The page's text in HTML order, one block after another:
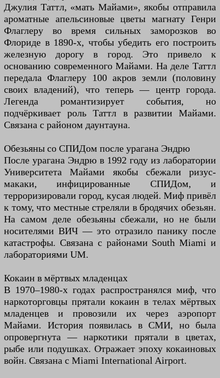
Джулия Таттл, «мать Майами», якобы отправила
ароматные апельсиновые цветы магнату Генри
Флаглеру во время сильных заморозков во
Флориде в 1890-х, чтобы убедить его построить
железную дорогу в город. Это привело к
основанию современного Майами. На деле Таттл
передала Флаглеру 100 акров земли (половину
своих владений), что теперь — центр города.
Легенда романтизирует события, но
подчёркивает роль Таттл в развитии Майами.
Связана с районом даунтауна.
Обезьяны со СПИДом после урагана Эндрю
После урагана Эндрю в 1992 году из лаборатории
Университета Майами якобы сбежали ризус-
макаки, инфицированные СПИДом, и
терроризировали город, кусая людей. Миф привёл
к тому, что местные стреляли в бродячих обезьян.
На самом деле обезьяны сбежали, но не были
носителями ВИЧ — это отразило панику после
катастрофы. Связана с районами South Miami и
лабораториями UM.
Кокаин в мёртвых младенцах
В 1970–1980-х годах распространялся миф, что
наркоторговцы прятали кокаин в телах мёртвых
младенцев и провозили их через аэропорт
Майами. История появилась в СМИ, но была
опровергнута — наркотики прятали в цветах,
рыбе или подушках. Отражает эпоху кокаиновых
войн. Связана с Miami International Airport.